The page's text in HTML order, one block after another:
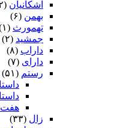
اشکانیان (۲)
بهمن (۶)
تهمورث (۱)
جمشید (۲)
داراب (۸)
دارای (۷)
رستم (۵۱)
هفت
زال (۳۳)